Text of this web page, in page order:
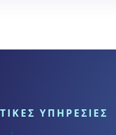
ΥΠΗΡΕΣΙΕΣ